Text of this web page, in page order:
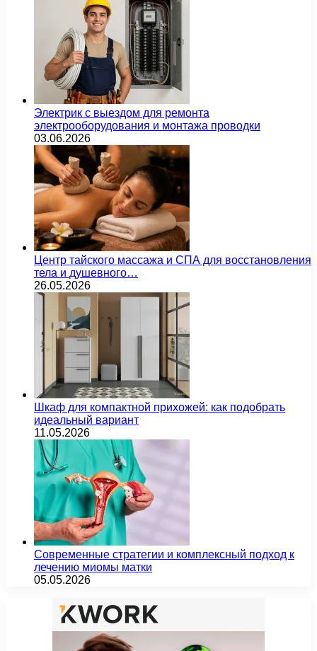
Электрик с выездом для ремонта
электрооборудования и монтажа проводки
03.06.2026
Центр тайского массажа и СПА для восстановления
тела и душевного…
26.05.2026
Шкаф для компактной прихожей: как подобрать
идеальный вариант
11.05.2026
Современные стратегии и комплексный подход к
лечению миомы матки
05.05.2026